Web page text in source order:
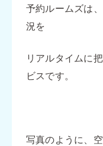
予約ルームズは
況を
リアルタイムに
ビスです。
写真のように、